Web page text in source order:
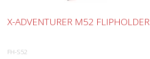
X-ADVENTURER M52 FLIPHOLDER
FH-S52